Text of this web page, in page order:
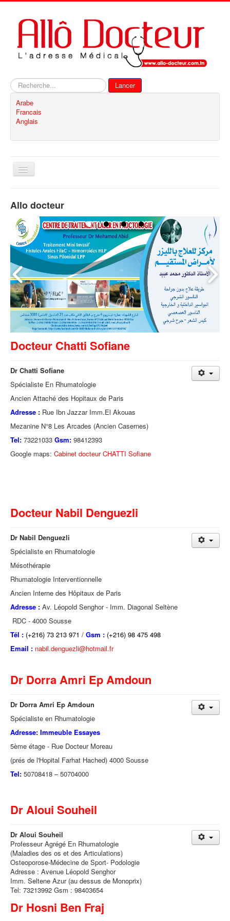
Rechercher
Lancer
Arabe
Francais
Anglais
Basculer
Contact
Allo docteur
Docteur Chatti Sofiane
Dr Chatti Sofiane
Spécialiste En Rhumatologie
Ancien Attaché des Hopitaux de Paris
Adresse : Rue Ibn Jazzar Imm.El Akouas
Mezanine N°8 Les Arcades (Ancien Casernes)
Tel: 73221033 Gsm: 98412393
Google maps: Cabinet docteur CHATTI Sofiane
Docteur Nabil Denguezli
Dr Nabil Denguezli
Spécialiste en Rhumatologie
Mésothérapie
Rhumatologie Interventionnelle
Ancien Interne des Hôpitaux de Paris
Adresse : Av. Léopold Senghor - Imm. Diagonal Seltène
RDC - 4000 Sousse
Tél : (+216) 73 213 971 / Gsm : (+216) 98 475 498
Email : nabil.denguezli@hotmail.fr
Dr Dorra Amri Ep Amdoun
Dr Dorra Amri Ep Amdoun
Spécialiste en Rhumatologie
Adresse: Immeuble Essayes
5ème étage - Rue Docteur Moreau
(prés de l'Hopital Farhat Hached) 4000 Sousse
Tel: 50708418 – 50704000
Dr Aloui Souheil
Dr Aloui Souheil
Professeur Agrégé En Rhumatologie
(Maladies des os et des Articulations)
Osteoporose-Médecine de Sport- Podologie
Adresse : Avenue Léopold Senghor
Imm. Seltene Azur (au dessus de Monoprix)
Tel: 73213992 Gsm : 98403654
Dr Hosni Ben Fraj